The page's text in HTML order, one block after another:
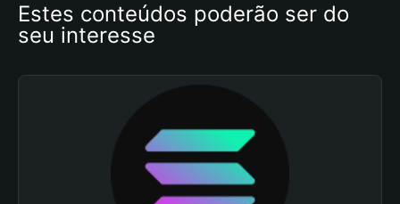
Estes conteúdos poderão ser do
seu interesse